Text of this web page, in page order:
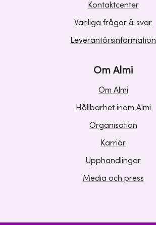
Kontaktcenter
Vanliga frågor & svar
Leverantörsinformation
Om Almi
Om Almi
Hållbarhet inom Almi
Organisation
Karriär
Upphandlingar
Media och press